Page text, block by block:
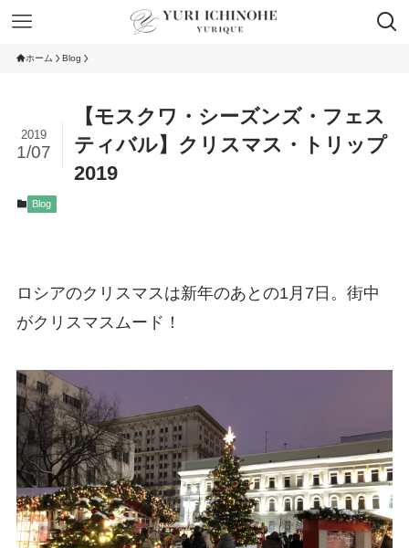
ホーム Blog
【モスクワ・シーズンズ・フェス
ティバル】クリスマス・トリップ
2019
2019
1/07
Blog
ロシアのクリスマスは新年のあとの1月7日。街中
がクリスマスムード！